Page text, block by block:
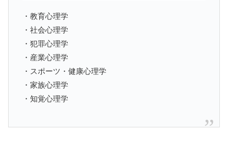
・教育心理学
・社会心理学
・犯罪心理学
・産業心理学
・スポーツ・健康心理学
・家族心理学
・知覚心理学